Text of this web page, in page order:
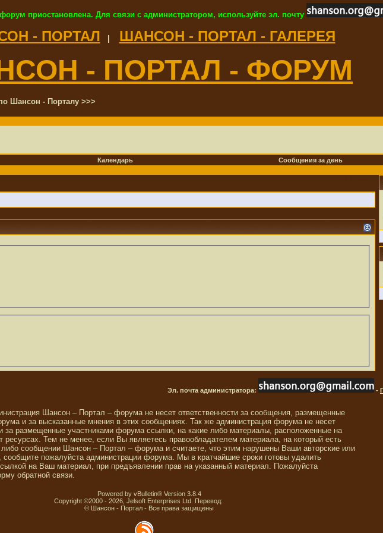
приостановлена. Для связи с администратором, используйте эл. почту
- ПОРТАЛ ШАНСОН - ПОРТАЛ - ГАЛЕРЕЯ
- ПОРТАЛ - ФОРУМ
Шансон - Порталу >>>
Календарь Сообщения за день
Эл. почта администратора: -
Шансон – Портал – форума не несет ответственности за сообщения, размещенные
и за высказанные мнения в этих сообщениях. Так же администрация форума не несет
за размещенные участниками форума ссылки, на какие либо материалы, расположенные на
ресурсах. Тем не менее, если Вы являетесь правообладателем материала, на который есть
сообщении Шансон – Портал – форума и считаете, что этим нарушены Ваши авторские или
пожалуйста администрации форума. Мы в кратчайшие сроки готовы удалить
на Ваш материал, при предъявлении прав на указанный материал. Пожалуйста
обратной связи.
Powered by vBulletin® Version 3.8.4
Copyright ©2000 - 2026, Jelsoft Enterprises Ltd. Перевод:
© Шансон - Портал - Все права защищены